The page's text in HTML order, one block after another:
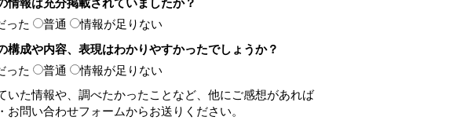
情報は充分掲載されていましたか？
った
普通
情報が足りない
構成や内容、表現はわかりやすかったでしょうか？
った
普通
情報が足りない
いた情報や、調べたかったことなど、他にご感想があれば
お問い合わせフォームからお送りください。